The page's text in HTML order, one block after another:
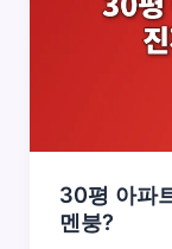
30평 아파
멘붕?